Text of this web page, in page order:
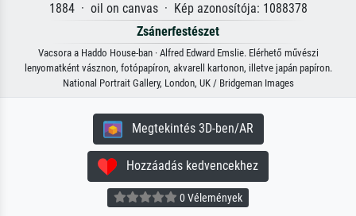
1884 · oil on canvas · Kép azonosítója: 1088378
Zsánerfestészet
Vacsora a Haddo House-ban · Alfred Edward Emslie. Elérhető művészi
lenyomatként vásznon, fotópapíron, akvarell kartonon, illetve japán papíron.
National Portrait Gallery, London, UK / Bridgeman Images
Megtekintés 3D-ben/AR
Hozzáadás kedvencekhez
0 Vélemények